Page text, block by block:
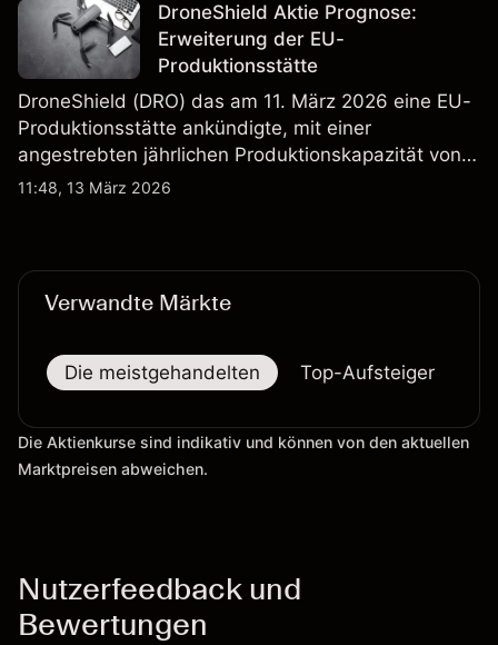
verlässlicher Indikator für zukünftige Ergebnisse.
DroneShield Aktie Prognose:
Erweiterung der EU-
Produktionsstätte
DroneShield (DRO) das am 11. März 2026 eine EU-
Produktionsstätte ankündigte, mit einer
angestrebten jährlichen Produktionskapazität von
etwa 2,4 Mrd. AUD bis Ende 2026. Die
11:48, 13 März 2026
Verwandte Märkte
Die meistgehandelten Top-Aufsteiger
Die Aktienkurse sind indikativ und können von den aktuellen
Marktpreisen abweichen.
Nutzerfeedback und
Bewertungen